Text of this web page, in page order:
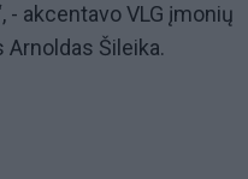
akcentavo VLG įmonių
Šileika.